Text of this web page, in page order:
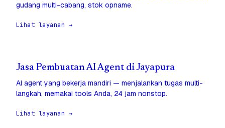
gudang multi-cabang, stok opname.
Lihat layanan →
Jasa Pembuatan AI Agent di Jayapura
AI agent yang bekerja mandiri — menjalankan tugas multi-
langkah, memakai tools Anda, 24 jam nonstop.
Lihat layanan →